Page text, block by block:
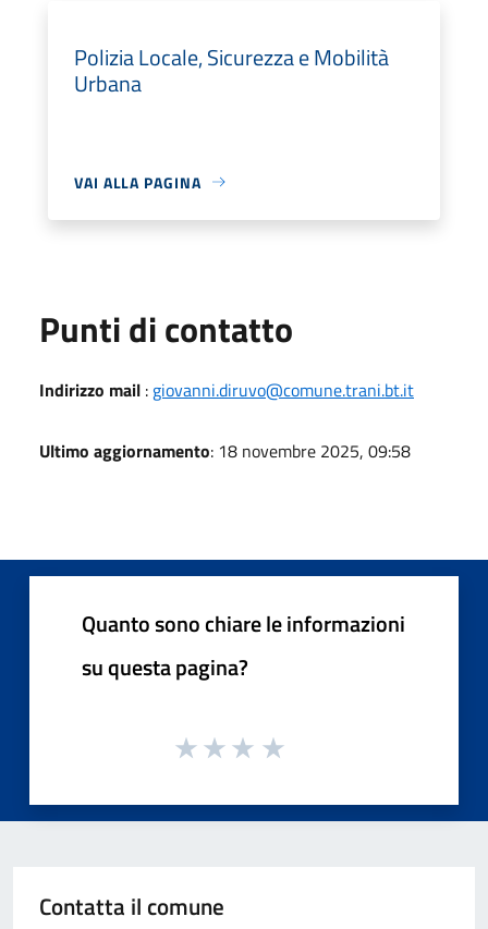
Polizia Locale, Sicurezza e Mobilità
Urbana
VAI ALLA PAGINA
Punti di contatto
Indirizzo mail : giovanni.diruvo@comune.trani.bt.it
Ultimo aggiornamento: 18 novembre 2025, 09:58
Quanto sono chiare le informazioni
su questa pagina?
Contatta il comune